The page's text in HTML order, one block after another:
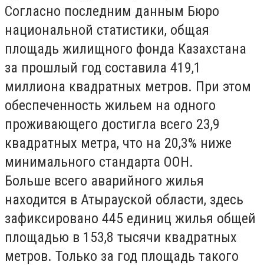
Согласно последним данным Бюро
национальной статистики, общая
площадь жилищного фонда Казахстана
за прошлый год составила 419,1
миллиона квадратных метров. При этом
обеспеченность жильем на одного
проживающего достигла всего 23,9
квадратных метра, что на 20,3% ниже
минимального стандарта ООН.
Больше всего аварийного жилья
находится в Атырауской области, здесь
зафиксировано 445 единиц жилья общей
площадью в 153,8 тысячи квадратных
метров. Только за год площадь такого